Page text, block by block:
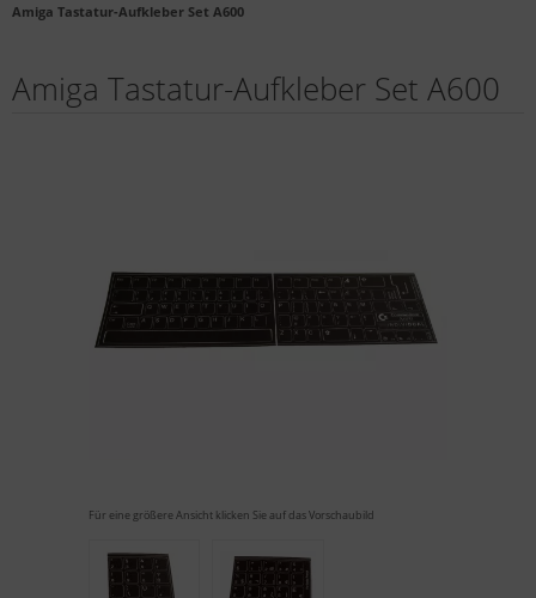
Amiga Tastatur-Aufkleber Set A600
Amiga Tastatur-Aufkleber Set A600
Für eine größere Ansicht klicken Sie auf das Vorschaubild